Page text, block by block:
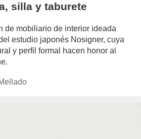
silla y taburete
de mobiliario de interior ideada
estudio japonés Nosigner, cuya
y perfil formal hacen honor al
www.experimenta.es/author/pilar-